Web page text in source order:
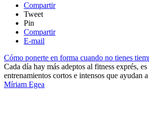
Compartir
Tweet
Pin
Compartir
E-mail
Cómo ponerte en forma cuando no tienes
Cada día hay más adeptos al fitness exprés,
entrenamientos cortos e intensos que ayudan
Míriam Egea